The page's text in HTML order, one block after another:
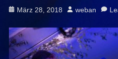
Posted
März 28, 2018 Author
weban